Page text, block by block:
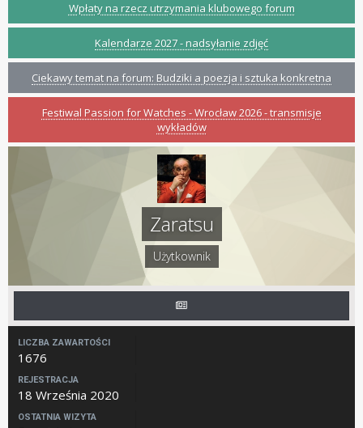
Wpłaty na rzecz utrzymania klubowego forum
Kalendarze 2027 - nadsyłanie zdjęć
Ciekawy temat na forum: Budziki a poezja i sztuka konkretna
Festiwal Passion for Watches - Wrocław 2026 - transmisje
wykładów
Zaratsu
Użytkownik
LICZBA ZAWARTOŚCI
1676
REJESTRACJA
18 Września 2020
OSTATNIA WIZYTA